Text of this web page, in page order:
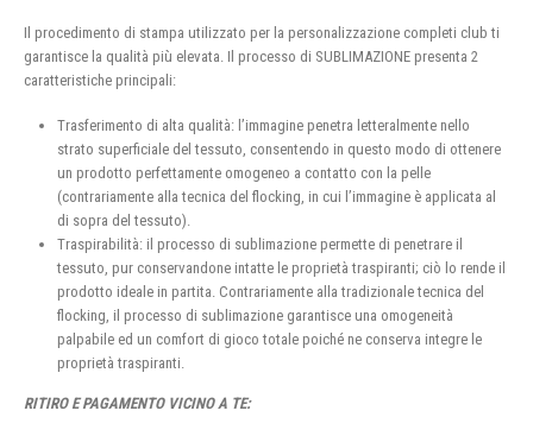
Il procedimento di stampa utilizzato per la personalizzazione completi club ti
garantisce la qualità più elevata. Il processo di SUBLIMAZIONE presenta 2
caratteristiche principali:
Trasferimento di alta qualità: l’immagine penetra letteralmente nello
strato superficiale del tessuto, consentendo in questo modo di ottenere
un prodotto perfettamente omogeneo a contatto con la pelle
(contrariamente alla tecnica del flocking, in cui l’immagine è applicata al
di sopra del tessuto).
Traspirabilità: il processo di sublimazione permette di penetrare il
tessuto, pur conservandone intatte le proprietà traspiranti; ciò lo rende il
prodotto ideale in partita. Contrariamente alla tradizionale tecnica del
flocking, il processo di sublimazione garantisce una omogeneità
palpabile ed un comfort di gioco totale poiché ne conserva integre le
proprietà traspiranti.
RITIRO E PAGAMENTO VICINO A TE: